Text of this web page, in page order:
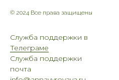
© 2024 Все права защищены
Служба поддержки в
Телеграме
Служба поддержки
почта